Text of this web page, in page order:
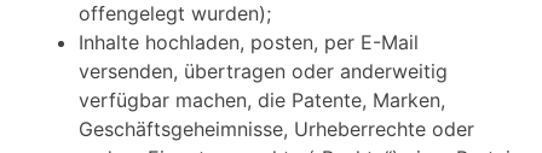
offengelegt wurden);
Inhalte hochladen, posten, per E-Mail
versenden, übertragen oder anderweitig
verfügbar machen, die Patente, Marken,
Geschäftsgeheimnisse, Urheberrechte oder